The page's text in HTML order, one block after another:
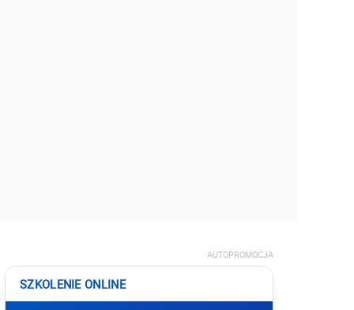
AUTOPROMOCJA
SZKOLENIE ONLINE